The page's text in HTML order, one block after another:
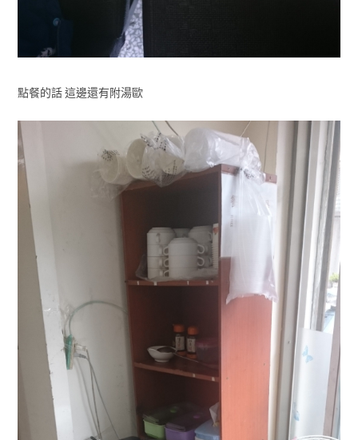
點餐的話 這邊還有附湯歐